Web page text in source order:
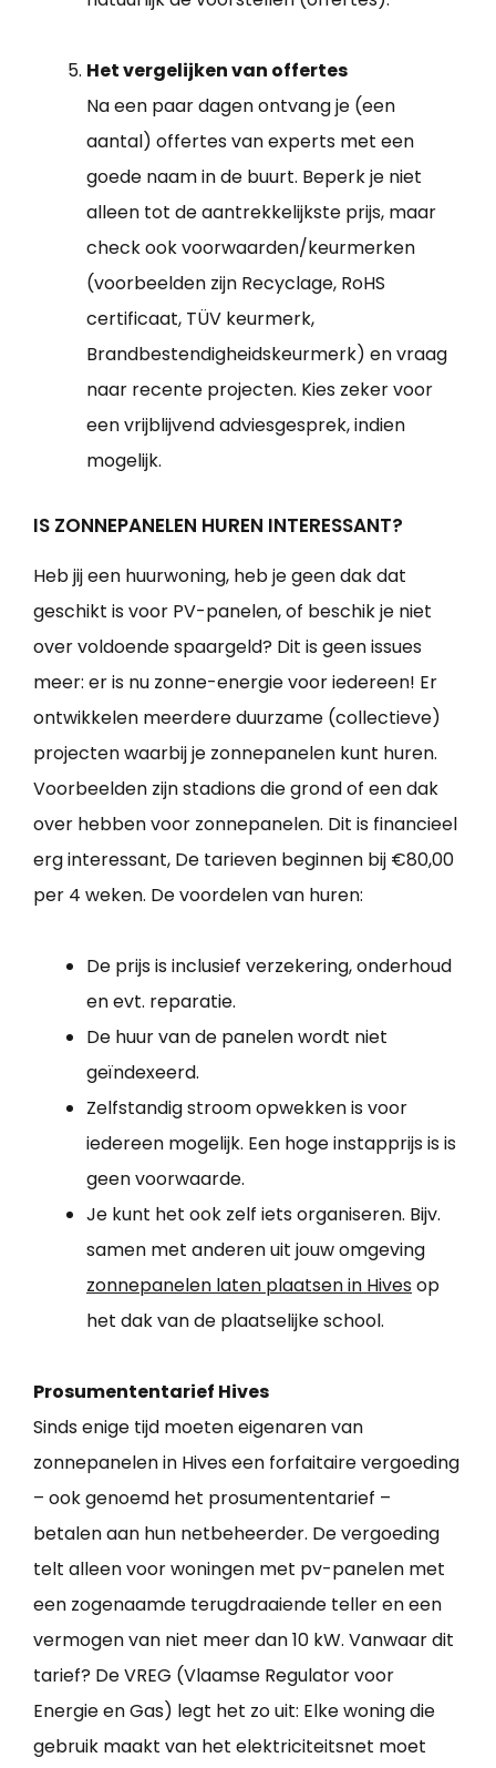
Het vergelijken van offertes
Na een paar dagen ontvang je (een
aantal) offertes van experts met een
goede naam in de buurt. Beperk je niet
alleen tot de aantrekkelijkste prijs, maar
check ook voorwaarden/keurmerken
(voorbeelden zijn Recyclage, RoHS
certificaat, TÜV keurmerk,
Brandbestendigheidskeurmerk) en vraag
naar recente projecten. Kies zeker voor
een vrijblijvend adviesgesprek, indien
mogelijk.
IS ZONNEPANELEN HUREN INTERESSANT?
Heb jij een huurwoning, heb je geen dak dat
geschikt is voor PV-panelen, of beschik je niet
over voldoende spaargeld? Dit is geen issues
meer: er is nu zonne-energie voor iedereen! Er
ontwikkelen meerdere duurzame (collectieve)
projecten waarbij je zonnepanelen kunt huren.
Voorbeelden zijn stadions die grond of een dak
over hebben voor zonnepanelen. Dit is financieel
erg interessant, De tarieven beginnen bij €80,00
per 4 weken. De voordelen van huren:
De prijs is inclusief verzekering, onderhoud
en evt. reparatie.
De huur van de panelen wordt niet
geïndexeerd.
Zelfstandig stroom opwekken is voor
iedereen mogelijk. Een hoge instapprijs is is
geen voorwaarde.
Je kunt het ook zelf iets organiseren. Bijv.
samen met anderen uit jouw omgeving
zonnepanelen laten plaatsen in Hivesop
het dak van de plaatselijke school.
Prosumententarief Hives
Sinds enige tijd moeten eigenaren van
zonnepanelen in Hives een forfaitaire vergoeding
– ook genoemd het prosumententarief –
betalen aan hun netbeheerder. De vergoeding
telt alleen voor woningen met pv-panelen met
een zogenaamde terugdraaiende teller en een
vermogen van niet meer dan 10 kW. Vanwaar dit
tarief? De VREG (Vlaamse Regulator voor
Energie en Gas) legt het zo uit: Elke woning die
gebruik maakt van het elektriciteitsnet moet